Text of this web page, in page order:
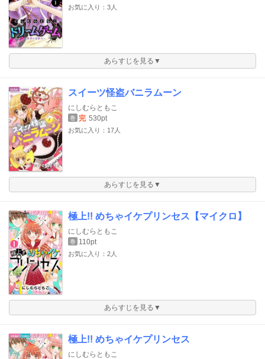
お気に入り：3人
あらすじを見る▼
スイーツ怪盗バニラムーン
にしむらともこ
巻 完 530pt
お気に入り：17人
あらすじを見る▼
極上!! めちゃイケプリンセス【マイクロ】
にしむらともこ
巻 110pt
お気に入り：2人
あらすじを見る▼
極上!! めちゃイケプリンセス
にしむらともこ